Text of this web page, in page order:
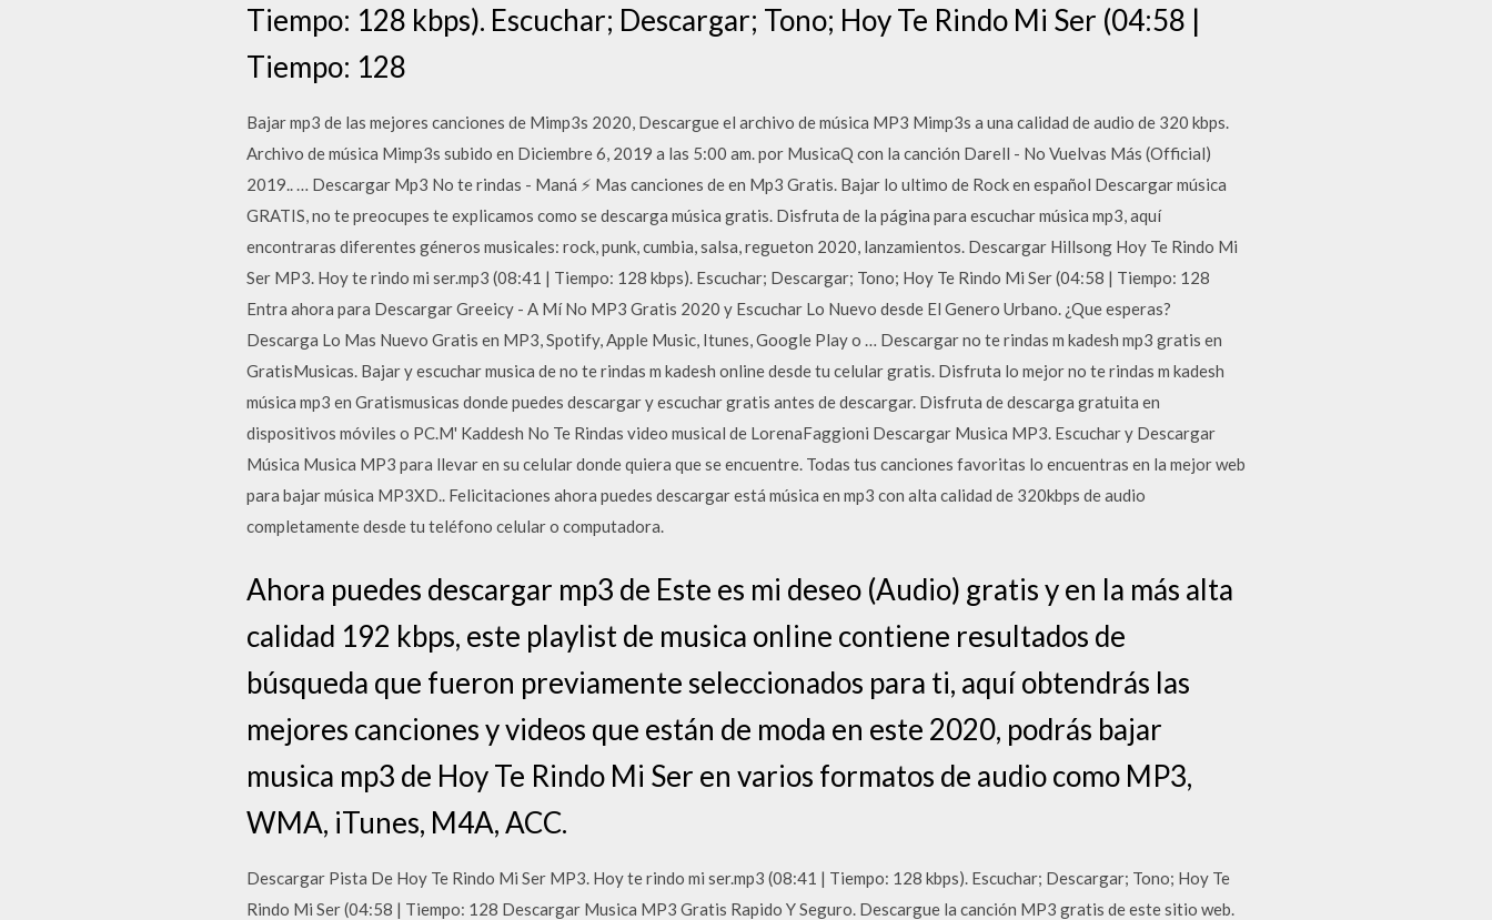
Tiempo: 128 kbps). Escuchar; Descargar; Tono; Hoy Te Rindo Mi Ser (04:58 |
Tiempo: 128
Bajar mp3 de las mejores canciones de Mimp3s 2020, Descargue el archivo de música MP3 Mimp3s a una calidad de audio de 320 kbps.
Archivo de música Mimp3s subido en Diciembre 6, 2019 a las 5:00 am. por MusicaQ con la canción Darell - No Vuelvas Más (Official)
2019.. … Descargar Mp3 No te rindas - Maná ⚡️ Mas canciones de en Mp3 Gratis. Bajar lo ultimo de Rock en español Descargar música
GRATIS, no te preocupes te explicamos como se descarga música gratis. Disfruta de la página para escuchar música mp3, aquí
encontraras diferentes géneros musicales: rock, punk, cumbia, salsa, regueton 2020, lanzamientos. Descargar Hillsong Hoy Te Rindo Mi
Ser MP3. Hoy te rindo mi ser.mp3 (08:41 | Tiempo: 128 kbps). Escuchar; Descargar; Tono; Hoy Te Rindo Mi Ser (04:58 | Tiempo: 128
Entra ahora para Descargar Greeicy - A Mí No MP3 Gratis 2020 y Escuchar Lo Nuevo desde El Genero Urbano. ¿Que esperas?
Descarga Lo Mas Nuevo Gratis en MP3, Spotify, Apple Music, Itunes, Google Play o … Descargar no te rindas m kadesh mp3 gratis en
GratisMusicas. Bajar y escuchar musica de no te rindas m kadesh online desde tu celular gratis. Disfruta lo mejor no te rindas m kadesh
música mp3 en Gratismusicas donde puedes descargar y escuchar gratis antes de descargar. Disfruta de descarga gratuita en
dispositivos móviles o PC.M' Kaddesh No Te Rindas video musical de LorenaFaggioni Descargar Musica MP3. Escuchar y Descargar
Música Musica MP3 para llevar en su celular donde quiera que se encuentre. Todas tus canciones favoritas lo encuentras en la mejor web
para bajar música MP3XD.. Felicitaciones ahora puedes descargar está música en mp3 con alta calidad de 320kbps de audio
completamente desde tu teléfono celular o computadora.
Ahora puedes descargar mp3 de Este es mi deseo (Audio) gratis y en la más alta
calidad 192 kbps, este playlist de musica online contiene resultados de
búsqueda que fueron previamente seleccionados para ti, aquí obtendrás las
mejores canciones y videos que están de moda en este 2020, podrás bajar
musica mp3 de Hoy Te Rindo Mi Ser en varios formatos de audio como MP3,
WMA, iTunes, M4A, ACC.
Descargar Pista De Hoy Te Rindo Mi Ser MP3. Hoy te rindo mi ser.mp3 (08:41 | Tiempo: 128 kbps). Escuchar; Descargar; Tono; Hoy Te
Rindo Mi Ser (04:58 | Tiempo: 128 Descargar Musica MP3 Gratis Rapido Y Seguro. Descargue la canción MP3 gratis de este sitio web.